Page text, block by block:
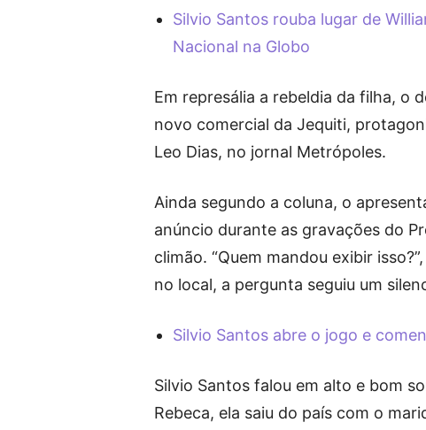
Silvio Santos rouba lugar de
Nacional na Globo
Em represália a rebeldia da filha, o
novo comercial da Jequiti,
Leo Dias, no jornal Metrópoles.
Ainda segundo a coluna, o
anúncio durante as gravações do
climão. “Quem mandou exibir
no local, a pergunta seguiu um
Silvio Santos abre o jogo e
Silvio Santos falou em alto e bom
Rebeca, ela saiu do país com o